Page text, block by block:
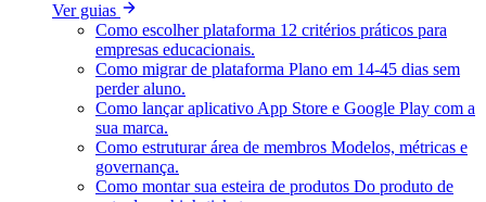
Ver guias
Como escolher plataforma 12 critérios práticos para
empresas educacionais.
Como migrar de plataforma Plano em 14-45 dias sem
perder aluno.
Como lançar aplicativo App Store e Google Play com a
sua marca.
Como estruturar área de membros Modelos, métricas e
governança.
Como montar sua esteira de produtos Do produto de